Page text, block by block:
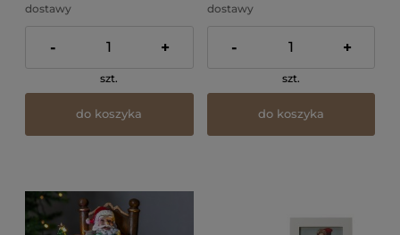
dostawy
- +
szt.
do koszyka
dostawy
- +
szt.
do koszyka